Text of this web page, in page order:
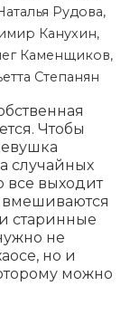
Рудова,
Канухин,
Каменщиков,
Степанян
Чтобы
случайных
все выходит
вмешиваются
старинные
не
но и
можно